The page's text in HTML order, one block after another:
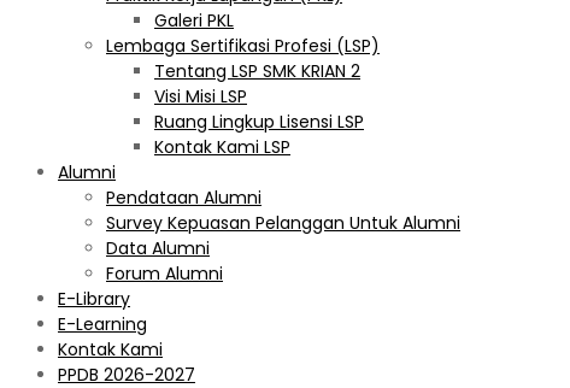
Galeri PKL
Lembaga Sertifikasi Profesi (LSP)
Tentang LSP SMK KRIAN 2
Visi Misi LSP
Ruang Lingkup Lisensi LSP
Kontak Kami LSP
Alumni
Pendataan Alumni
Survey Kepuasan Pelanggan Untuk Alumni
Data Alumni
Forum Alumni
E-Library
E-Learning
Kontak Kami
PPDB 2026-2027